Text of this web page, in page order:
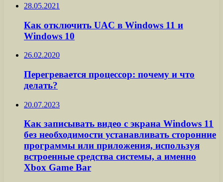
28.05.2021
Как отключить UAC в Windows 11 и
Windows 10
26.02.2020
Перегревается процессор: почему и что
делать?
20.07.2023
Как записывать видео с экрана Windows 11
без необходимости устанавливать сторонние
программы или приложения, используя
встроенные средства системы, а именно
Xbox Game Bar